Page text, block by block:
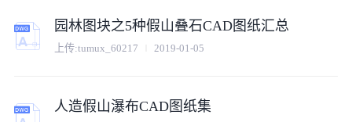
园林图块之5种假山叠石CAD图纸汇总
上传:tumux_60217 2019-01-05
人造假山瀑布CAD图纸集